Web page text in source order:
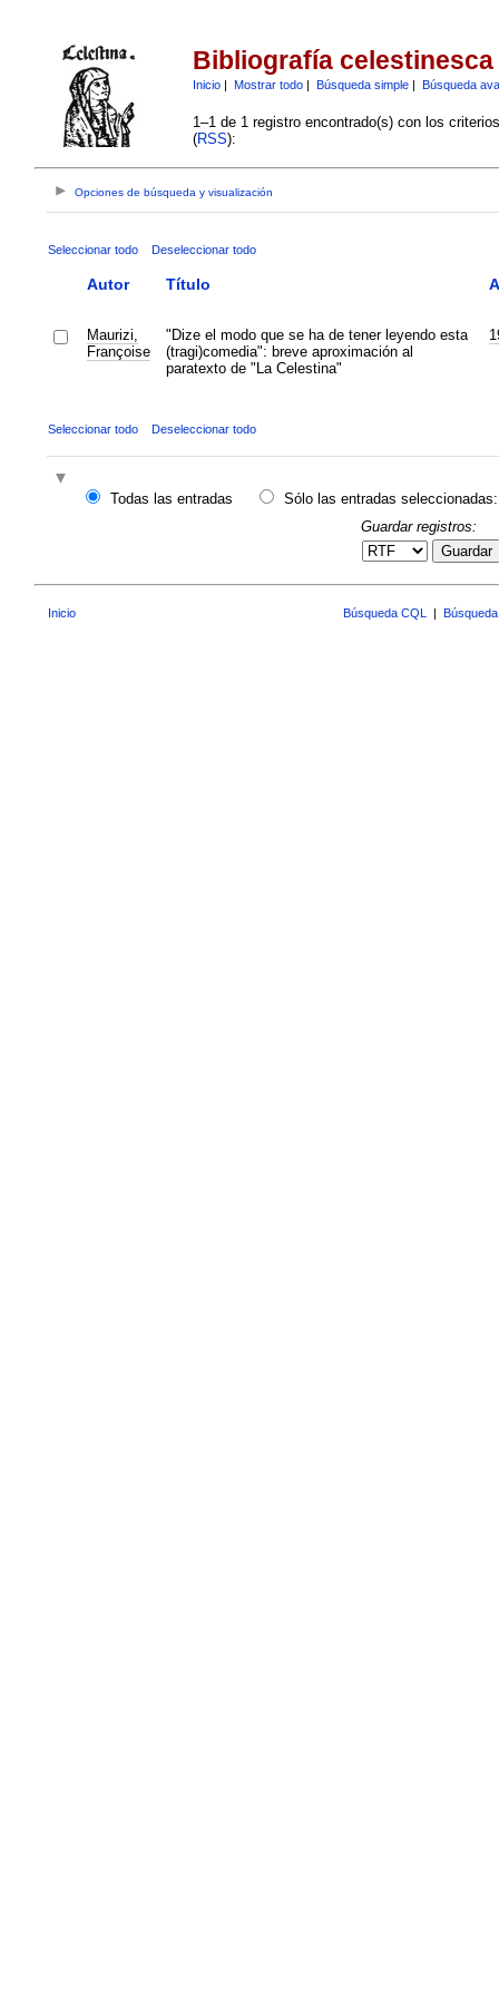
Bibliografía celestinesca
Inicio| Mostrar todo| Búsqueda simple| Búsqueda
1–1 de 1 registro encontrado(s) con los
(RSS):
Opciones de búsqueda y visualización
Seleccionar todo Deseleccionar todo
Autor Título
Maurizi,
Françoise
"Dize el modo que se ha de tener leyendo esta
(tragi)comedia": breve aproximación al
paratexto de "La Celestina"
Seleccionar todo Deseleccionar todo
Todas las entradas
Sólo las entradas seleccionadas:
Guardar registros:
Guardar
Inicio Búsqueda CQL